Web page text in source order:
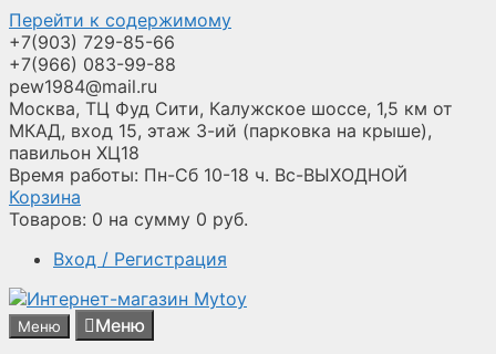
Перейти к содержимому
+7(903) 729-85-66
+7(966) 083-99-88
pew1984@mail.ru
Москва, ТЦ Фуд Сити, Калужское шоссе, 1,5 км от
МКАД, вход 15, этаж 3-ий (парковка на крыше),
павильон ХЦ18
Время работы: Пн-Сб 10-18 ч. Вс-ВЫХОДНОЙ
Корзина
Товаров: 0 на сумму 0 руб.
Вход / Регистрация
Меню Меню